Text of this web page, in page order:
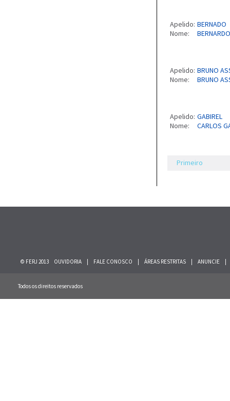
Apelido: BERNADO
Nome:
Apelido: BRUNO
Nome:
BRUNO
Apelido: GABIREL
Nome:
CARLOS
Primeiro
© FERJ 2013 OUVIDORIA FALE CONOSCO ÁREAS RESTRITAS ANUNCIE
Todos os direitos reservados